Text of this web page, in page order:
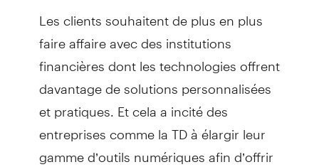
Les clients souhaitent de plus en plus
faire affaire avec des institutions
financières dont les technologies offrent
davantage de solutions personnalisées
et pratiques. Et cela a incité des
entreprises comme la TD à élargir leur
gamme d’outils numériques afin d’offrir